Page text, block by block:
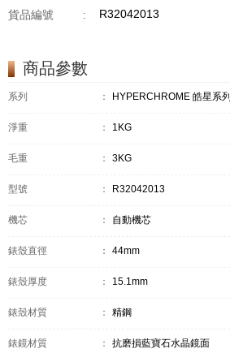
貨品編號 : R32042013
商品參數
系列 ： HYPERCHROME 皓星系列
淨重 ： 1KG
毛重 ： 3KG
型號 ： R32042013
機芯 ： 自動機芯
錶殼直徑 ： 44mm
錶殼厚度 ： 15.1mm
錶殼材質 ： 精鋼
錶鏡材質 ： 抗磨損藍寶石水晶鏡面